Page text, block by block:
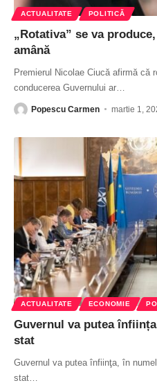
ACTUALITATE POLITICĂ
„Rotativa” se va
amână
Premierul Nicolae Ciucă afirmă că
conducerea Guvernului ar
Popescu Carmen martie 1,
ACTUALITATE ECONOMIE
Guvernul va putea
stat
Guvernul va putea înfiinţa, în
stat…